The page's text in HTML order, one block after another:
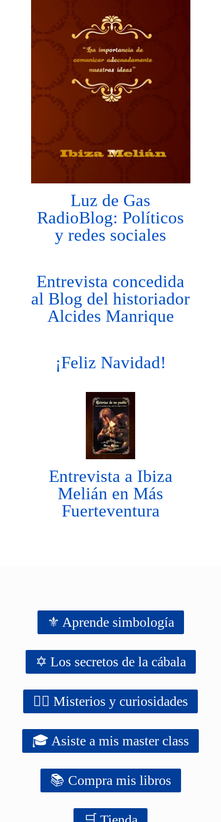
Luz de Gas
RadioBlog: Políticos
y redes sociales
Entrevista concedida
al Blog del historiador
Alcides Manrique
¡Feliz Navidad!
Entrevista a Ibiza
Melián en Más
Fuerteventura
⚜️ Aprende simbología
✡️ Los secretos de la cábala
‍‍‍‍‍🧙‍♂️ Misterios y curiosidades
🎓 Asiste a mis master class
📚 Compra mis libros